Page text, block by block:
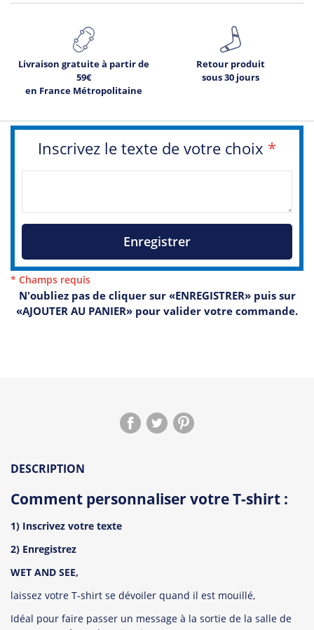
Livraison gratuite à partir de
59€
en France Métropolitaine
Retour produit
sous 30 jours
Inscrivez le texte de votre choix *
Enregistrer
* Champs requis
N'oubliez pas de cliquer sur «ENREGISTRER» puis sur
«AJOUTER AU PANIER» pour valider votre commande.
DESCRIPTION
Comment personnaliser votre T-shirt :
1) Inscrivez votre texte
2) Enregistrez
WET AND SEE,
laissez votre T-shirt se dévoiler quand il est mouillé,
Idéal pour faire passer un message à la sortie de la salle de